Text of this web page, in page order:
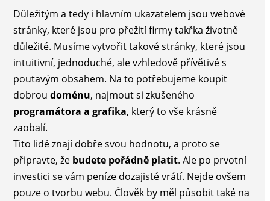
Důležitým a tedy i hlavním ukazatelem jsou webové
stránky, které jsou pro přežití firmy takřka životně
důležité. Musíme vytvořit takové stránky, které jsou
intuitivní, jednoduché, ale vzhledově přívětivé s
poutavým obsahem. Na to potřebujeme koupit
dobrou doménu, najmout si zkušeného
programátora a grafika, který to vše krásně
zaobalí.
Tito lidé znají dobře svou hodnotu, a proto se
připravte, že budete pořádně platit. Ale po prvotní
investici se vám peníze dozajisté vrátí. Nejde ovšem
pouze o tvorbu webu. Člověk by měl působit také na